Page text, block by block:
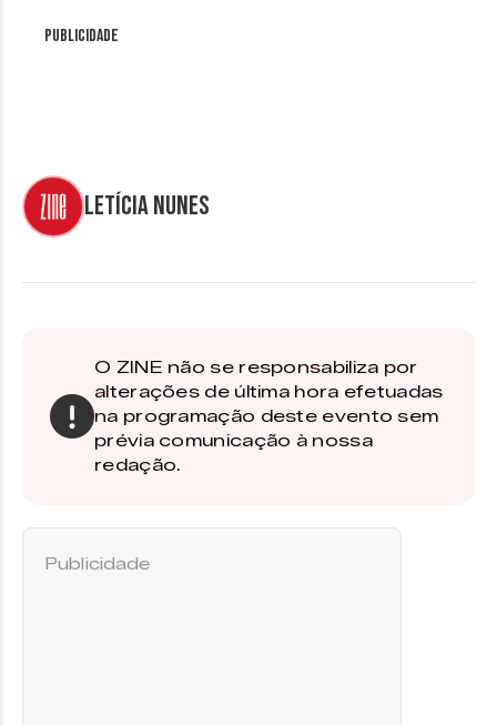
Publicidade
Letícia Nunes
O ZINE não se responsabiliza por
alterações de última hora efetuadas
na programação deste evento sem
prévia comunicação à nossa
redação.
Publicidade